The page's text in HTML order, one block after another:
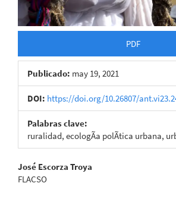
PDF
Publicado: may 19, 2021
DOI: https://doi.org/10.26807/
Palabras clave:
ruralidad, ecologÃ­a polÃ­tica urbana,
Contenido
José Escorza Troya
FLACSO